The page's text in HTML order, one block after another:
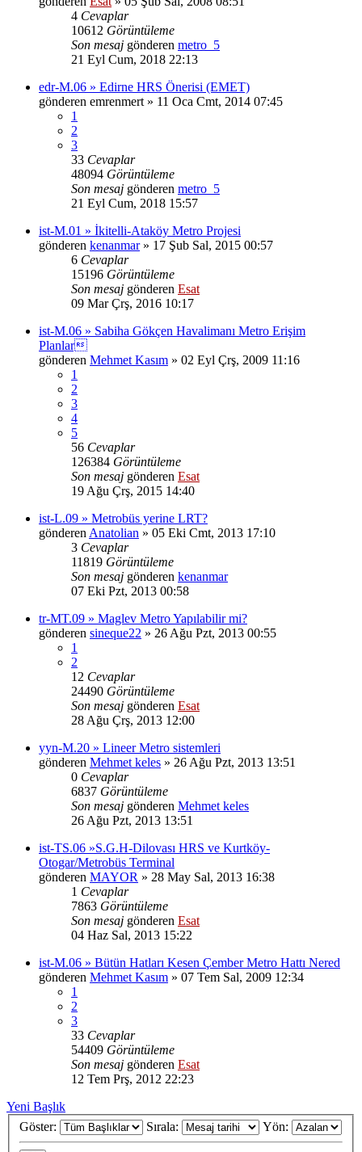
4 Cevaplar
10612 Görüntüleme
Son mesaj gönderen metro_5
21 Eyl Cum, 2018 22:13
edr-M.06 » Edirne HRS Önerisi (EMET)
gönderen emrenmert » 11 Oca Cmt, 2014 07:45
1
2
3
33 Cevaplar
48094 Görüntüleme
Son mesaj gönderen metro_5
21 Eyl Cum, 2018 15:57
ist-M.01 » İkitelli-Ataköy Metro Projesi
gönderen kenanmar» 17 Şub Sal, 2015 00:57
6 Cevaplar
15196 Görüntüleme
Son mesaj gönderen Esat
09 Mar Çrş, 2016 10:17
ist-M.06 » Sabiha Gökçen Havalimanı Metro Erişim
Planlar
gönderen Mehmet Kasım » 02 Eyl Çrş, 2009 11:16
1
2
3
4
5
56 Cevaplar
126384 Görüntüleme
Son mesaj gönderen Esat
19 Ağu Çrş, 2015 14:40
ist-L.09 » Metrobüs yerine LRT?
gönderen Anatolian » 05 Eki Cmt, 2013 17:10
3 Cevaplar
11819 Görüntüleme
Son mesaj gönderen kenanmar
07 Eki Pzt, 2013 00:58
tr-MT.09 » Maglev Metro Yapılabilir mi?
gönderen sineque22 » 26 Ağu Pzt, 2013 00:55
1
2
12 Cevaplar
24490 Görüntüleme
Son mesaj gönderen Esat
28 Ağu Çrş, 2013 12:00
yyn-M.20 » Lineer Metro sistemleri
gönderen Mehmet keles » 26 Ağu Pzt, 2013 13:51
0 Cevaplar
6837 Görüntüleme
Son mesaj gönderen Mehmet keles
26 Ağu Pzt, 2013 13:51
ist-TS.06 »S.G.H-Dilovası HRS ve Kurtköy-
Otogar/Metrobüs Terminal
gönderen MAYOR » 28 May Sal, 2013 16:38
1 Cevaplar
7863 Görüntüleme
Son mesaj gönderen Esat
04 Haz Sal, 2013 15:22
ist-M.06 » Bütün Hatları Kesen Çember Metro Hattı Nered
gönderen Mehmet Kasım » 07 Tem Sal, 2009 12:34
1
2
3
33 Cevaplar
54409 Görüntüleme
Son mesaj gönderen Esat
12 Tem Prş, 2012 22:23
Yeni Başlık
Göster:
Sırala: Yön: